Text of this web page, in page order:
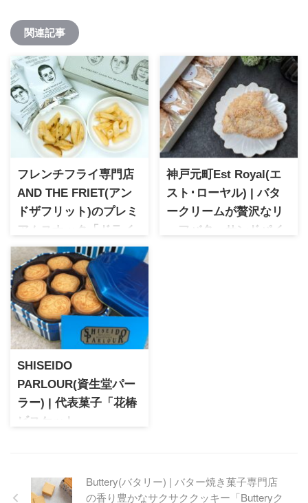
関連記事
フレンチフライ専門店
AND THE FRIET(アン
ドザフリット)のプレミ
アムスナック「ドライ
フリット詰合せ」
東京広尾にフレンチフライ専
門店として誕生したAND THE
FRIED。贈り物用のドライフ
リットはプレミアムスナック
として話題になった人気商
品。デザイン性の高いパッケ
ージも魅力でプレゼントにぴ
ったりのスイーツです。
神戸元町Est Royal(エ
スト･ローヤル) | バタ
ークリームが贅沢なリ
ーフバターサンドパイ
SHISEIDO
PARLOUR(資生堂パー
ラー) | 代表菓子「花椿
ビスケット」
初期から変わらぬ素朴な味わ
いのビスケットをご紹介。ラ
Buttery(バタリー) | バター焼き菓子専門店
の香り豊かなサクサククッキー「Butteryク